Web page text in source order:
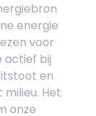
energie
voor
actief bij
en
Het
onze